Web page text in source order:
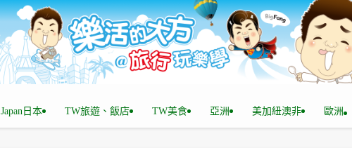
Japan日本 TW旅遊、飯店 TW美食 亞洲 美加紐澳非 歐洲